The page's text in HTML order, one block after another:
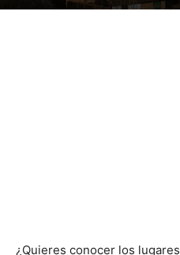
¿Quieres conocer los